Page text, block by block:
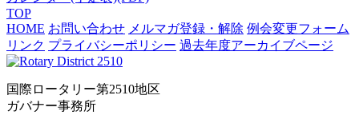
TOP
HOME お問い合わせ メルマガ登録・解除 例会変更フォーム
リンク プライバシーポリシー 過去年度アーカイブページ
国際ロータリー第2510地区
ガバナー事務所